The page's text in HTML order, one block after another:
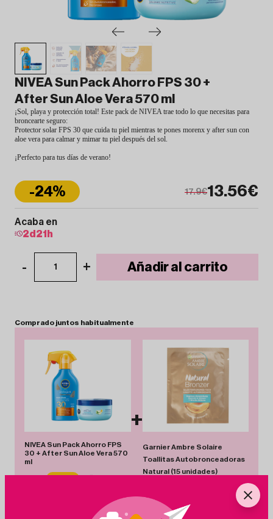
NIVEA Sun Pack Ahorro FPS 30 +
After Sun Aloe Vera 570 ml
¡Sol, playa y protección total! Este pack de NIVEA trae todo lo que necesitas para
broncearte seguro:
Protector solar FPS 30 que cuida tu piel mientras te pones morenx y after sun con
aloe vera para calmar y mimar tu piel después del sol.
¡Perfecto para tus días de verano!
13.56€
-24% 17.9€
Acaba en
2d 21 h
- 1 + Añadir al carrito
Comprado juntos habitualmente
NIVEA Sun Pack Ahorro FPS
30 + After Sun Aloe Vera 570
ml
+
Garnier Ambre Solaire
Toallitas Autobronceadoras
Natural (15 unidades)